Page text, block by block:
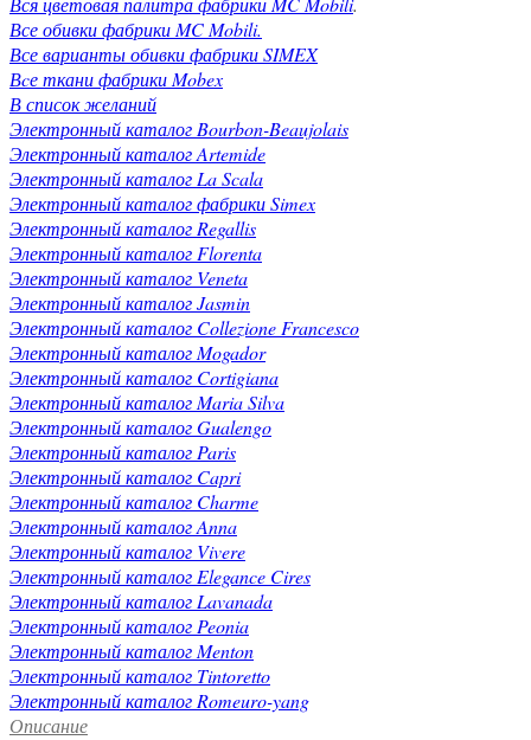
Все обивки фабрики MC Mobili.
Все варианты обивки фабрики SIMEX
Вcе ткани фабрики Mobex
В список желаний
Электронный каталог Bourbon-Beaujolais
Электронный каталог Artemide
Электронный каталог La Scala
Электронный каталог фабрики Simex
Электронный каталог Regallis
Электронный каталог Florenta
Электронный каталог Veneta
Электронный каталог Jasmin
Электронный каталог Collezione Francesco
Электронный каталог Mogador
Электронный каталог Cortigiana
Электронный каталог Maria Silva
Электронный каталог Gualengo
Электронный каталог Paris
Электронный каталог Capri
Электронный каталог Charme
Электронный каталог Anna
Электронный каталог Vivere
Электронный каталог Elegance Cires
Электронный каталог Lavanada
Электронный каталог Peonia
Электронный каталог Menton
Электронный каталог Tintoretto
Электронный каталог Romeuro-yang
Описание